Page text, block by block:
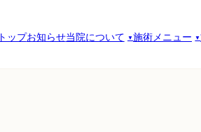
トップお知らせ当院について 施術メニュー